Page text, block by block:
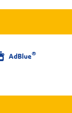
AdBlue®